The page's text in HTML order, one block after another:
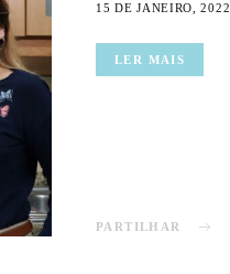
15 DE JANEIRO, 2022
LER MAIS
PARTILHAR